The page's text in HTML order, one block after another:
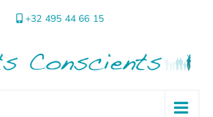
+32 495 44 66 15